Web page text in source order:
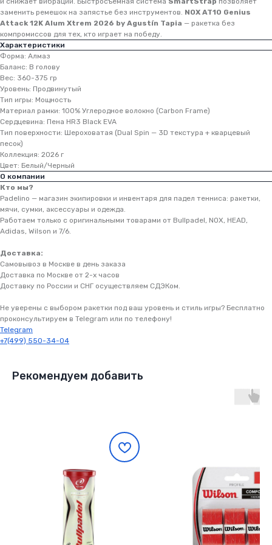
заменить ремешок на запястье без инструментов. NOX AT10 Genius
Attack 12K Alum Xtrem 2026 by Agustín Tapia — ракетка без
компромиссов для тех, кто играет на победу.
Характеристики
Форма: Алмаз
Баланс: В голову
Вес: 360-375 гр
Уровень: Продвинутый
Тип игры: Мощность
Материал рамки: 100% Углеродное волокно (Carbon Frame)
Сердцевина: Пена HR3 Black EVA
Тип поверхности: Шероховатая (Dual Spin — 3D текстура + кварцевый
песок)
Коллекция: 2026 г
Цвет: Белый/Черный
О компании
Кто мы?
Padelino — магазин экипировки и инвентаря для падел тенниса: ракетки,
мячи, сумки, аксессуары и одежда.
Работаем только с оригинальными товарами от Bullpadel, NOX, HEAD,
Adidas, Wilson и 7/6.
Доставка:
Самовывоз в Москве в день заказа
Доставка по Москве от 2-х часов
Доставку по России и СНГ осуществляем СДЭКом.
Не уверены с выбором ракетки под ваш уровень и стиль игры? Бесплатно
проконсультируем в Telegram или по телефону!
Telegram
+7(499) 550-34-04
Рекомендуем добавить
подбор онлайн
Бесплатнаядоставка
в ПВЗ по России и СНГ
На сайте
на весь ассортимент
Бесплатная консультация, помогаем
выбрать ракетку и решаем любые
выбираете доставку в ПВЗ. Экспресс
доставка оплачивается отдельно
Никаких скрытых комиссий!
Мы работаем напрямую с вами —
Наша гарантия 14 дней — прямое
подтверждение качества товаров